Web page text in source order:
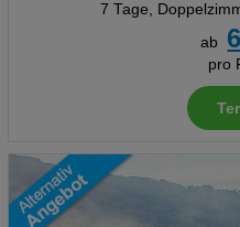
7 Tage,
ab
pro